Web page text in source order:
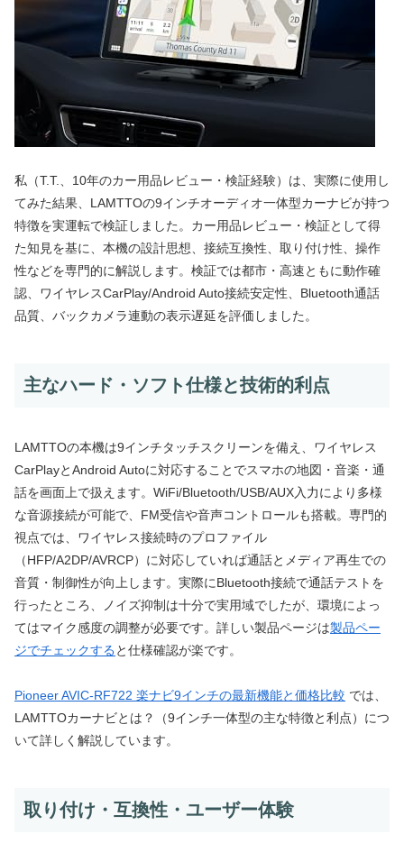
私（T.T.、10年のカー用品レビュー・検証経験）は、実際に使用し
てみた結果、LAMTTOの9インチオーディオ一体型カーナビが持つ
特徴を実運転で検証しました。カー用品レビュー・検証として得
た知見を基に、本機の設計思想、接続互換性、取り付け性、操作
性などを専門的に解説します。検証では都市・高速ともに動作確
認、ワイヤレスCarPlay/Android Auto接続安定性、Bluetooth通話
品質、バックカメラ連動の表示遅延を評価しました。
主なハード・ソフト仕様と技術的利点
LAMTTOの本機は9インチタッチスクリーンを備え、ワイヤレス
CarPlayとAndroid Autoに対応することでスマホの地図・音楽・通
話を画面上で扱えます。WiFi/Bluetooth/USB/AUX入力により多様
な音源接続が可能で、FM受信や音声コントロールも搭載。専門的
視点では、ワイヤレス接続時のプロファイル
（HFP/A2DP/AVRCP）に対応していれば通話とメディア再生での
音質・制御性が向上します。実際にBluetooth接続で通話テストを
行ったところ、ノイズ抑制は十分で実用域でしたが、環境によっ
てはマイク感度の調整が必要です。詳しい製品ページは製品ペー
ジでチェックすると仕様確認が楽です。
Pioneer AVIC-RF722 楽ナビ9インチの最新機能と価格比較 では、
LAMTTOカーナビとは？（9インチ一体型の主な特徴と利点）につ
いて詳しく解説しています。
取り付け・互換性・ユーザー体験